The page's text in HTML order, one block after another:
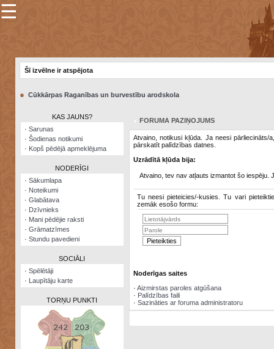
×
Šodienas
notikumi
Visatcera
almanahs
Arhīvs
☰
Šī izvēlne ir atspējota
● Cūkkārpas Raganības un burvestību arodskola
KAS JAUNS?
· Sarunas
· Šodienas notikumi
· Kopš pēdējā apmeklējuma
NODERĪGI
· Sākumlapa
· Noteikumi
· Glabātava
· Dzīvnieks
· Mani pēdējie raksti
· Grāmatzīmes
· Stundu pavedieni
SOCIĀLI
· Spēlētāji
· Laupītāju karte
TORŅU PUNKTI
FORUMA PAZIŅOJUMS
Atvaino, notikusi kļūda. Ja neesi pārliecināts/
pārskatīt palīdzības datnes.
Uzrādītā kļūda bija:
Atvaino, tev nav atļauts izmantot šo iespēju.
Tu neesi pieteicies/-kusies. Tu vari
zemāk esošo formu:
Noderīgas saites
· Aizmirstas paroles atgūšana
· Palīdzības faili
· Sazināties ar foruma administratoru